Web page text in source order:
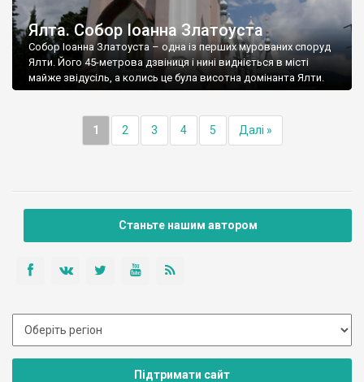
Ялта. Собор Іоанна Златоуста
Собор Іоанна Златоуста – одна із перших мурованих споруд
Ялти. Його 45-метрова дзвіниця і нині видніється в місті
майже звідусіль, а колись це була висотна домінанта Ялти.
1 2 3 4 5 Далі »
Станьте нашим автором
Підтримати сайт